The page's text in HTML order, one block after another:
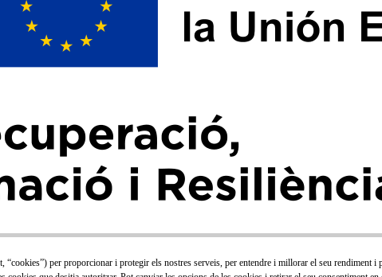
per proporcionar i protegir els nostres serveis, per entendre i millorar el seu rendiment